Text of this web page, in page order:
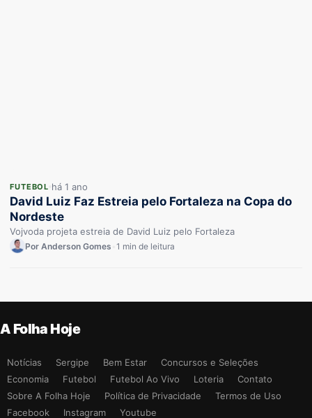
FUTEBOL há 1 ano
David Luiz Faz Estreia pelo Fortaleza na Copa do
Nordeste
Vojvoda projeta estreia de David Luiz pelo Fortaleza
Por Anderson Gomes 1 min de leitura
A Folha Hoje
Notícias Sergipe Bem Estar
Concursos e Seleções
Economia
Futebol Futebol Ao Vivo Loteria
Contato
Sobre A Folha Hoje
Política de Privacidade
Termos de Uso
Facebook
Instagram Youtube